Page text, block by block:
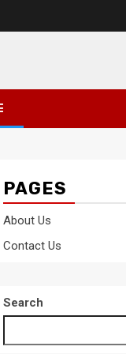
PAGES
About Us
Contact Us
Search